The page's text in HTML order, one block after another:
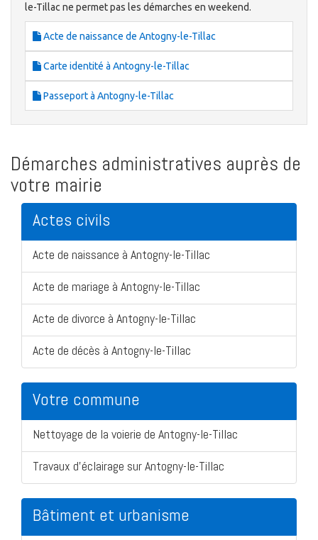
le-Tillac ne permet pas les démarches en weekend.
Acte de naissance de Antogny-le-Tillac
Carte identité à Antogny-le-Tillac
Passeport à Antogny-le-Tillac
Démarches administratives auprès de
votre mairie
Actes civils
Acte de naissance à Antogny-le-Tillac
Acte de mariage à Antogny-le-Tillac
Acte de divorce à Antogny-le-Tillac
Acte de décès à Antogny-le-Tillac
Votre commune
Nettoyage de la voierie de Antogny-le-Tillac
Travaux d'éclairage sur Antogny-le-Tillac
Bâtiment et urbanisme